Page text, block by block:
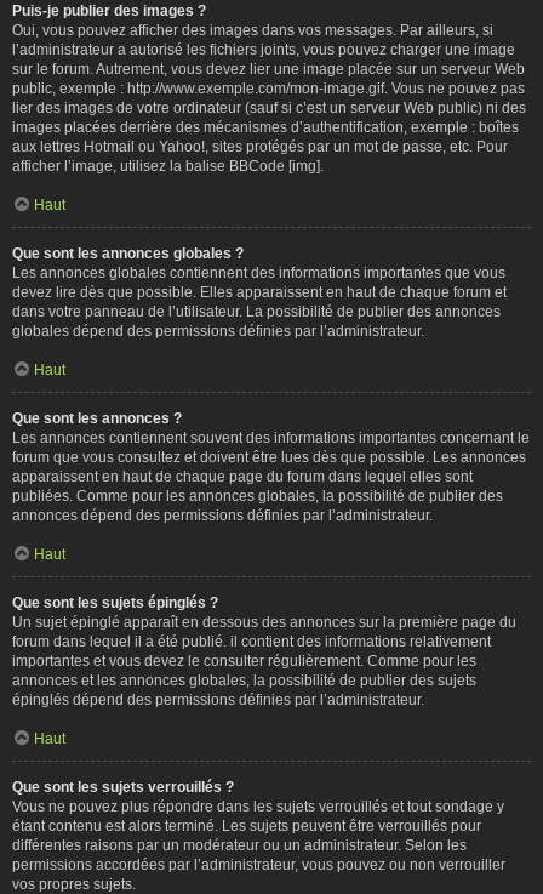
Puis-je publier des images ?
Oui, vous pouvez afficher des images dans vos messages. Par ailleurs, si
l’administrateur a autorisé les fichiers joints, vous pouvez charger une image
sur le forum. Autrement, vous devez lier une image placée sur un serveur Web
public, exemple : http://www.exemple.com/mon-image.gif. Vous ne pouvez pas
lier des images de votre ordinateur (sauf si c’est un serveur Web public) ni des
images placées derrière des mécanismes d’authentification, exemple : boîtes
aux lettres Hotmail ou Yahoo!, sites protégés par un mot de passe, etc. Pour
afficher l’image, utilisez la balise BBCode [img].
Haut
Que sont les annonces globales ?
Les annonces globales contiennent des informations importantes que vous
devez lire dès que possible. Elles apparaissent en haut de chaque forum et
dans votre panneau de l’utilisateur. La possibilité de publier des annonces
globales dépend des permissions définies par l’administrateur.
Haut
Que sont les annonces ?
Les annonces contiennent souvent des informations importantes concernant le
forum que vous consultez et doivent être lues dès que possible. Les annonces
apparaissent en haut de chaque page du forum dans lequel elles sont
publiées. Comme pour les annonces globales, la possibilité de publier des
annonces dépend des permissions définies par l’administrateur.
Haut
Que sont les sujets épinglés ?
Un sujet épinglé apparaît en dessous des annonces sur la première page du
forum dans lequel il a été publié. il contient des informations relativement
importantes et vous devez le consulter régulièrement. Comme pour les
annonces et les annonces globales, la possibilité de publier des sujets
épinglés dépend des permissions définies par l’administrateur.
Haut
Que sont les sujets verrouillés ?
Vous ne pouvez plus répondre dans les sujets verrouillés et tout sondage y
étant contenu est alors terminé. Les sujets peuvent être verrouillés pour
différentes raisons par un modérateur ou un administrateur. Selon les
permissions accordées par l’administrateur, vous pouvez ou non verrouiller
vos propres sujets.